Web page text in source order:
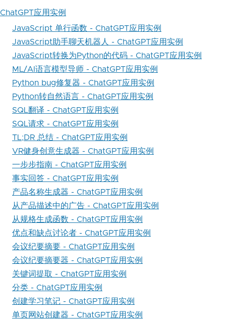
ChatGPT应用实例
JavaScript 单行函数 - ChatGPT应用实例
JavaScript助手聊天机器人 - ChatGPT应用实例
JavaScript转换为Python的代码 - ChatGPT应用实例
ML/AI语言模型导师 - ChatGPT应用实例
Python bug修复器 - ChatGPT应用实例
Python转自然语言 - ChatGPT应用实例
SQL翻译 - ChatGPT应用实例
SQL请求 - ChatGPT应用实例
TL;DR 总结 - ChatGPT应用实例
VR健身创意生成器 - ChatGPT应用实例
一步步指南 - ChatGPT应用实例
事实回答 - ChatGPT应用实例
产品名称生成器 - ChatGPT应用实例
从产品描述中的广告 - ChatGPT应用实例
从规格生成函数 - ChatGPT应用实例
优点和缺点讨论者 - ChatGPT应用实例
会议纪要摘要 - ChatGPT应用实例
会议纪要摘要器 - ChatGPT应用实例
关键词提取 - ChatGPT应用实例
分类 - ChatGPT应用实例
创建学习笔记 - ChatGPT应用实例
单页网站创建器 - ChatGPT应用实例